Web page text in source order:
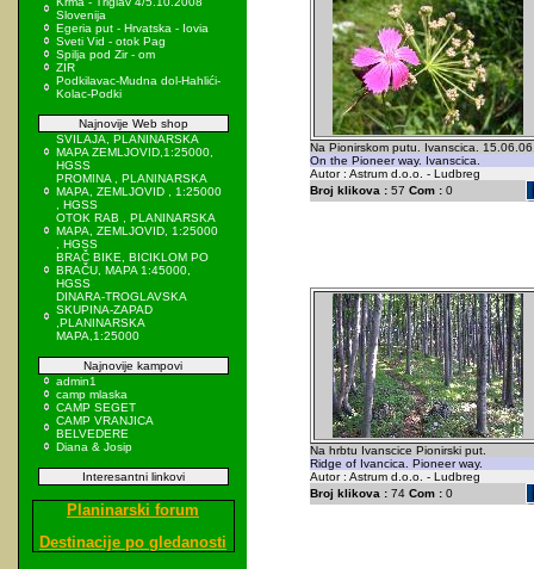
Slovenija
Egeria put - Hrvatska - Iovia
Sveti Vid - otok Pag
Spilja pod Zir - om
ZIR
Podkilavac-Mudna dol-Hahlići-
Kolac-Podki
Najnovije Web shop
SVILAJA, PLANINARSKA
MAPA ZEMLJOVID,1:25000,
HGSS
PROMINA , PLANINARSKA
MAPA, ZEMLJOVID , 1:25000
, HGSS
OTOK RAB , PLANINARSKA
MAPA, ZEMLJOVID, 1:25000
, HGSS
BRAČ BIKE, BICIKLOM PO
BRAČU, MAPA 1:45000,
HGSS
DINARA-TROGLAVSKA
SKUPINA-ZAPAD
,PLANINARSKA
MAPA,1:25000
Najnovije kampovi
admin1
camp mlaska
CAMP SEGET
CAMP VRANJICA
BELVEDERE
Diana & Josip
Interesantni linkovi
Planinarski forum
Destinacije po gledanosti
Na Pionirskom putu. Ivanscica.
On the Pioneer way. Ivanscica.
Autor : Astrum d.o.o. - Ludbreg
Broj klikova :57 Com :0
Na hrbtu Ivanscice Pionirski put.
Ridge of Ivancica. Pioneer way.
Autor : Astrum d.o.o. - Ludbreg
Broj klikova :74 Com :0